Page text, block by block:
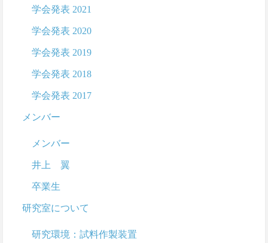
学会発表 2021
学会発表 2020
学会発表 2019
学会発表 2018
学会発表 2017
メンバー
メンバー
井上 翼
卒業生
研究室について
研究環境：試料作製装置